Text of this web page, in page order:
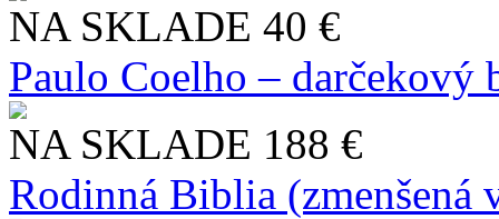
NA SKLADE 40 €
Paulo Coelho – darčekový
NA SKLADE 188 €
Rodinná Biblia (zmenšená